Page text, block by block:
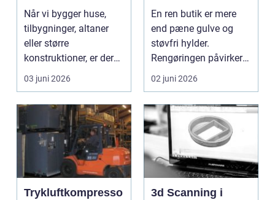
skaber de
sikkerhed og
tryghed
Når vi bygger huse,
tilbygninger, altaner
eller større
konstruktioner, er der
én ting, der altid ska...
03 juni 2026
indbydende butik
hver dag
En ren butik er mere
end pæne gulve og
støvfri hylder.
Rengøringen påvirker
kundernes
førstehåndsind...
02 juni 2026
Trykluftkompresso
3d Scanning i